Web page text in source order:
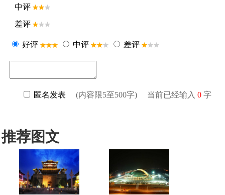
推荐图文